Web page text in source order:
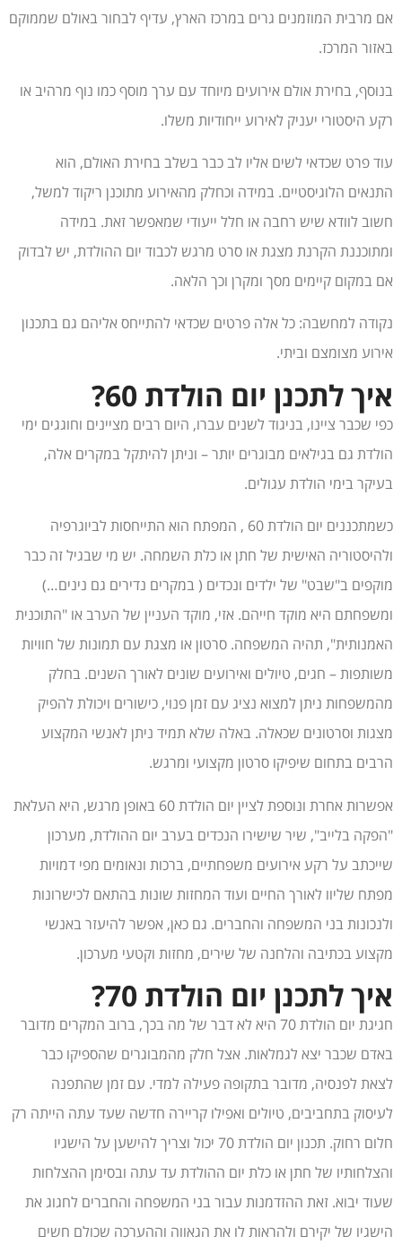
אם מרבית המוזמנים גרים במרכז הארץ, עדיף לבחור באולם שממוקם
באזור המרכז.
בנוסף, בחירת אולם אירועים מיוחד עם ערך מוסף כמו נוף מרהיב או
רקע היסטורי יעניק לאירוע ייחודיות משלו.
עוד פרט שכדאי לשים אליו לב כבר בשלב בחירת האולם, הוא
התנאים הלוגיסטיים. במידה וכחלק מהאירוע מתוכנן ריקוד למשל,
חשוב לוודא שיש רחבה או חלל ייעודי שמאפשר זאת. במידה
ומתוכננת הקרנת מצגת או סרט מרגש לכבוד יום ההולדת, יש לבדוק
אם במקום קיימים מסך ומקרן וכך הלאה.
נקודה למחשבה: כל אלה פרטים שכדאי להתייחס אליהם גם בתכנון
אירוע מצומצם וביתי.
איך לתכנן יום הולדת 60?
כפי שכבר ציינו, בניגוד לשנים עברו, היום רבים מציינים וחוגגים ימי
הולדת גם בגילאים מבוגרים יותר – וניתן להיתקל במקרים אלה,
בעיקר בימי הולדת עגולים.
כשמתכננים יום הולדת 60 , המפתח הוא התייחסות לביוגרפיה
ולהיסטוריה האישית של חתן או כלת השמחה. יש מי שבגיל זה כבר
מוקפים ב"שבט" של ילדים ונכדים ( במקרים נדירים גם נינים…)
ומשפחתם היא מוקד חייהם. אזי, מוקד העניין של הערב או "התוכנית
האמנותית", תהיה המשפחה. סרטון או מצגת עם תמונות של חוויות
משותפות – חגים, טיולים ואירועים שונים לאורך השנים. בחלק
מהמשפחות ניתן למצוא נציג עם זמן פנוי, כישורים ויכולת להפיק
מצגות וסרטונים שכאלה. באלה שלא תמיד ניתן לאנשי המקצוע
הרבים בתחום שיפיקו סרטון מקצועי ומרגש.
אפשרות אחרת ונוספת לציין יום הולדת 60 באופן מרגש, היא העלאת
"הפקה בלייב", שיר שישירו הנכדים בערב יום ההולדת, מערכון
שייכתב על רקע אירועים משפחתיים, ברכות ונאומים מפי דמויות
מפתח שליוו לאורך החיים ועוד המחזות שונות בהתאם לכישרונות
ולנכונות בני המשפחה והחברים. גם כאן, אפשר להיעזר באנשי
מקצוע בכתיבה והלחנה של שירים, מחזות וקטעי מערכון.
איך לתכנן יום הולדת 70?
חגיגת יום הולדת 70 היא לא דבר של מה בכך, ברוב המקרים מדובר
באדם שכבר יצא לגמלאות. אצל חלק מהמבוגרים שהספיקו כבר
לצאת לפנסיה, מדובר בתקופה פעילה למדי. עם זמן שהתפנה
לעיסוק בתחביבים, טיולים ואפילו קריירה חדשה שעד עתה הייתה רק
חלום רחוק. תכנון יום הולדת 70 יכול וצריך להישען על הישגיו
והצלחותיו של חתן או כלת יום ההולדת עד עתה ובסימן ההצלחות
שעוד יבוא. זאת ההזדמנות עבור בני המשפחה והחברים לחגוג את
הישגיו של יקירם ולהראות לו את הגאווה וההערכה שכולם חשים